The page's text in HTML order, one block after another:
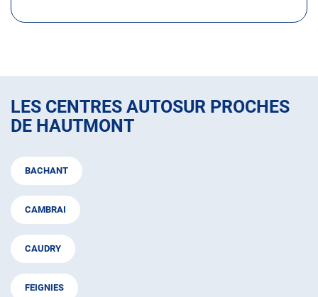
HAUTMONT
LES CENTRES AUTOSUR PROCHES
DE HAUTMONT
BACHANT
CAMBRAI
CAUDRY
FEIGNIES